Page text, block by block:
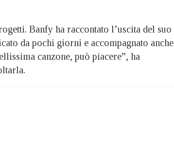
Banfy ha raccontato l’uscita del suo
da pochi giorni e accompagnato anche
canzone, può piacere”, ha